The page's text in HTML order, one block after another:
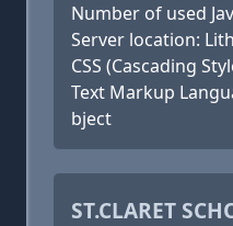
Number of used
Server location:
CSS (Cascading
Text Markup
bject
ST.CLARET